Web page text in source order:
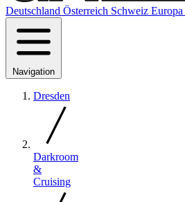
Deutschland Österreich Schweiz Europa
Navigation
Dresden
Darkroom
&
Cruising